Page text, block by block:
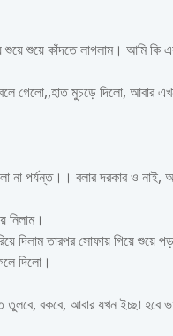
শুয়ে কাঁদতে লাগলাম। আমি কি
গেলো,,হাত মুচড়ে দিলো, আবার
না পর্যন্ত।। বলার দরকার ও নাই,
নিলাম।
দিলাম তারপর সোফায় গিয়ে শুয়ে
দিলো।
বকবে, আবার যখন ইচ্ছা হবে